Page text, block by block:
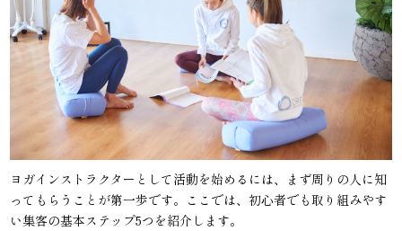
ヨガインストラクターとして活動を始めるには、まず周りの人に知
ってもらうことが第一歩です。ここでは、初心者でも取り組みやす
い集客の基本ステップ5つを紹介します。